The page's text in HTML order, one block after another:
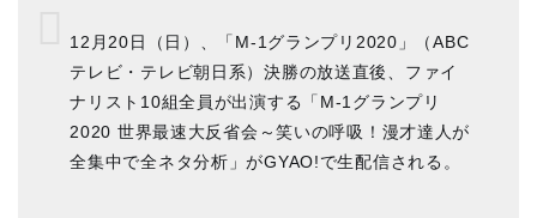
12月20日（日）、「M-1グランプリ2020」（ABC
テレビ・テレビ朝日系）決勝の放送直後、ファイ
ナリスト10組全員が出演する「M-1グランプリ
2020 世界最速大反省会～笑いの呼吸！漫才達人が
全集中で全ネタ分析」がGYAO!で生配信される。